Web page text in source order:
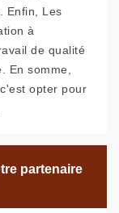
Enfin, Les
à
de qualité
En somme,
opter pour
partenaire